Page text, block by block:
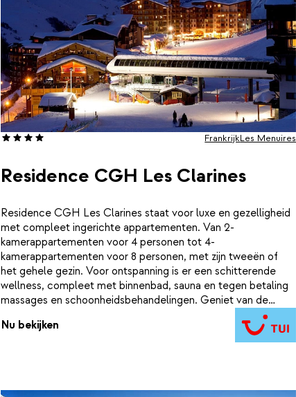
Residence CGH Les Clarines
FrankrijkLes Menuires
Residence CGH Les Clarines staat voor luxe en gezelligheid
met compleet ingerichte appartementen. Van 2-
kamerappartementen voor 4 personen tot 4-
kamerappartementen voor 8 personen, met zijn tweeën of
het gehele gezin. Voor ontspanning is er een schitterende
wellness, compleet met binnenbad, sauna en tegen betaling
massages en schoonheidsbehandelingen. Geniet van de
rustige ligging bij de ingang van het wintersportstation Les
Menuires. Even lopen en je staat op de piste. Wil je wat meer
levendigheid dan neem je de skibus naar het centrum, waar je
Nu bekijken